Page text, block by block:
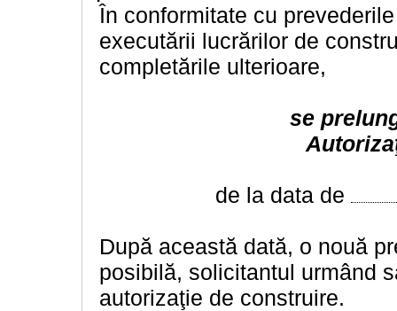
În conformitate cu
executării lucrărilor de
completările ulterioare,
se
de la data de
După această dată, o nouă
posibilă, solicitantul urmând
autorizaţie de construire.